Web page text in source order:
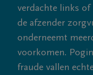
verdachte links
de afzender
onderneemt
voorkomen.
fraude vallen